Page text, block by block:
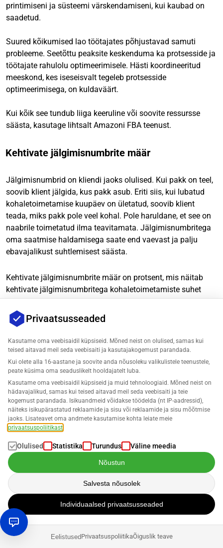
printimiseni ja süsteemi värskendamiseni, kui kaubad on
saadetud.
Suured kõikumised lao töötajates põhjustavad samuti
probleeme. Seetõttu peaksite keskenduma ka protsesside ja
töötajate rahulolu optimeerimisele. Hästi koordineeritud
meeskond, kes iseseisvalt tegeleb protsesside
optimeerimisega, on kuldaväärt.
Kui kõik see tundub liiga keeruline või soovite ressursse
säästa, kasutage lihtsalt Amazoni FBA teenust.
Kehtivate jälgimisnumbrite määr
Jälgimisnumbrid on kliendi jaoks olulised. Kui pakk on teel,
soovib klient jälgida, kus pakk asub. Eriti siis, kui lubatud
kohaletoimetamise kuupäev on ületatud, soovib klient
teada, miks pakk pole veel kohal. Pole haruldane, et see on
naabrile toimetatud ilma teavitamata. Jälgimisnumbritega
oma saatmise haldamisega saate end vaevast ja palju
ebavajalikust suhtlemisest säästa.
Kehtivate jälgimisnumbrite määr on protsent, mis näitab
kehtivate jälgimisnumbritega kohaletoimetamiste suhet
viimase 30 päeva jooksul tehtud kohaletoimetamiste
koguarvuga. See on samuti asjakohane ainult müüjatele,
kes saadavad ise.
Valiidsete jälgimisnumbrite määr
jälgimisnumbritega kohaletoimetamiste arv /
Kohaletoimetamiste koguarv) * 100
Minimaalne nõue ja ideaalne väärtus Buy Box jaoks
Kehtivate jälgimisnumbrite määr peaks olema vähemalt
95%. Kui see langeb alla 95%, ei oma see siiski nii drastilisi
tagajärgi kui kolm eelnevalt mainitud mõõdikut. Praegu
hoidub Amazon negatiivsetest tagajärgedest mittejärgimise
korral. Buy Box võitmiseks peaks väärtus olema ideaaljuhul
100%
Näpunäide: Kuidas saavutada 100%
Privaatsusseaded
Kasutame oma veebisaidil küpsiseid. Mõned neist on olulised, samas kui
teised aitavad meil seda veebisaiti ja kasutajakogemust parandada.
Kui olete alla 16-aastane ja soovite anda nõusoleku valikulistele teenustele,
peate küsima oma seaduslikelt hooldajatelt luba.
Kasutame oma veebisaidil küpsiseid ja muid tehnoloogiaid. Mõned neist on
hädavajalikud, samas kui teised aitavad meil seda veebisaiti ja teie
kogemust parandada. Isikuandmeid võidakse töödelda (nt IP-aadressid),
näiteks isikupärastatud reklaamide ja sisu või reklaamide ja sisu mõõtmise
jaoks. Lisateavet oma andmete kasutamise kohta leiate meie
privaatsuspoliitikast
Olulised Statistika Turundus Väline meedia
Nõustun
Salvesta nõusolek
Individuaalsed privaatsusseaded
EelistusedPrivaatsuspoliitikaÕiguslik teave